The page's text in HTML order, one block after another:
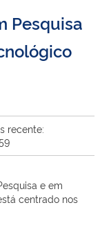
Pesquisa
recente:
e em
centrado nos